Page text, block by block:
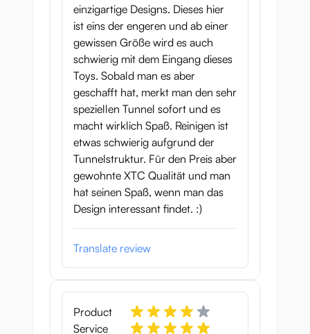
einzigartige Designs. Dieses hier
ist eins der engeren und ab einer
gewissen Größe wird es auch
schwierig mit dem Eingang dieses
Toys. Sobald man es aber
geschafft hat, merkt man den sehr
speziellen Tunnel sofort und es
macht wirklich Spaß. Reinigen ist
etwas schwierig aufgrund der
Tunnelstruktur. Für den Preis aber
gewohnte XTC Qualität und man
hat seinen Spaß, wenn man das
Design interessant findet. :)
Translate review
Product
Service